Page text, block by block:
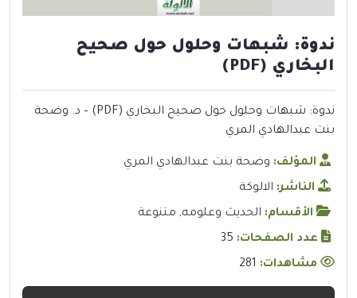
ندوة: شبهات وحلول حول صحيح
البخاري (PDF)
ندوة: شبهات وحلول حول صحيح البخاري (PDF) – د. وضحة
بنت عبدالهادي المري
المؤلف: وضحة بنت عبدالهادي المري
الناشر: الالوكة
الأقسام: الحديث وعلومه, متنوعة
عدد الصفحات: 35
مشاهدات: